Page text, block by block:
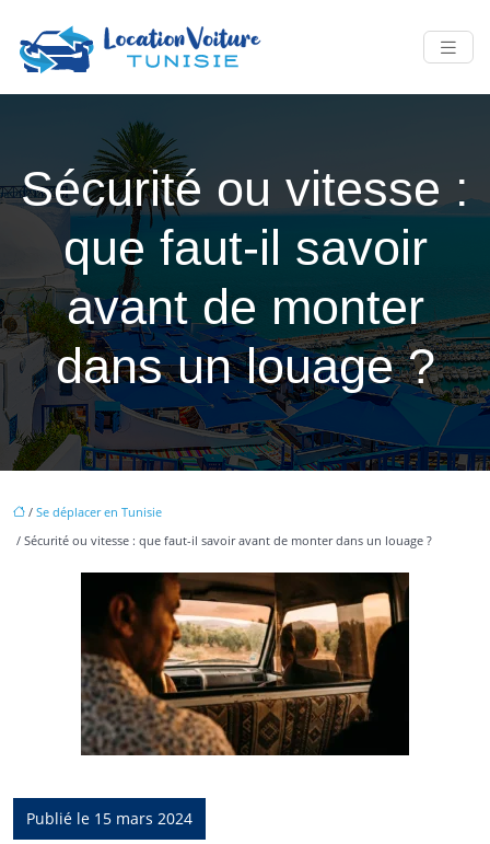
Sécurité ou vitesse :
que faut-il savoir
avant de monter
dans un louage ?
/ Se déplacer en Tunisie
/ Sécurité ou vitesse : que faut-il savoir avant de monter dans un louage ?
Publié le 15 mars 2024